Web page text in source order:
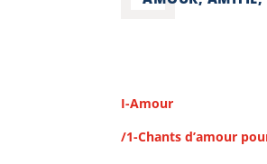
I-Amour
/1-Chants d’amour